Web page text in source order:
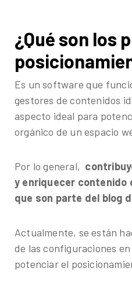
¿Qué son los
Es un software que
gestores de contenidos
aspecto ideal para
orgánico de un espacio
Por lo general,
y enriquecer contenido
que son parte del blog
Actualmente, se están
de las configuraciones
potenciar el